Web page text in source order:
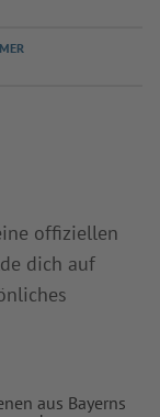
offiziellen
dich auf
aus Bayerns